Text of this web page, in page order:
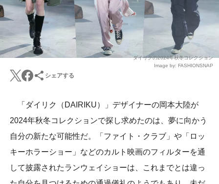
ダイリクの2024年秋冬コレクション
Image by: FASHIONSNAP
シェアする
「ダイリク（DAIRIKU）」デザイナーの岡本大陸が
2024年秋冬コレクションで探し求めたのは、夢に向かう
自分の新たな可能性だ。「ファイト・クラブ」や「ロッ
キーホラーショー」などのカルト映画のフィルターを通
して披露されたランウェイショーは、これまでとは違っ